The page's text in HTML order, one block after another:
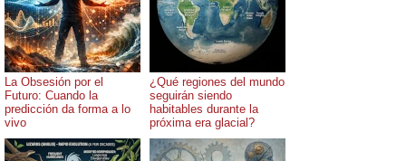
La Obsesión por el
Futuro: Cuando la
predicción da forma a lo
vivo
¿Qué regiones del mundo
seguirán siendo
habitables durante la
próxima era glacial?